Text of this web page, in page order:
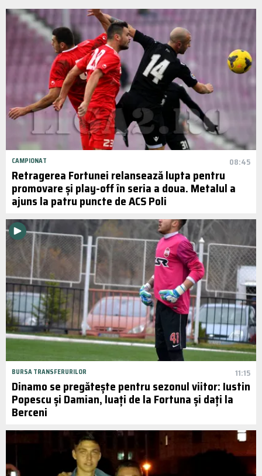
CAMPIONAT 08:45
Retragerea Fortunei relansează lupta pentru
promovare și play-off în seria a doua. Metalul a
ajuns la patru puncte de ACS Poli
BURSA TRANSFERURILOR 11:15
Dinamo se pregătește pentru sezonul viitor: Iustin
Popescu și Damian, luați de la Fortuna și dați la
Berceni